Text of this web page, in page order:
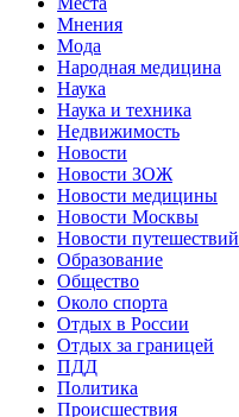
Мнения
Мода
Народная медицина
Наука
Наука и техника
Недвижимость
Новости
Новости ЗОЖ
Новости медицины
Новости Москвы
Новости путешествий
Образование
Общество
Около спорта
Отдых в России
Отдых за границей
ПДД
Политика
Происшествия